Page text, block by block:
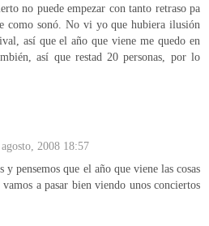
no puede empezar con tanto retraso pa
como sonó. No vi yo que hubiera ilusión
así que el año que viene me quedo en
así que restad 20 personas, por lo
2008 18:57
y pensemos que el año que viene las cosas
a pasar bien viendo unos conciertos